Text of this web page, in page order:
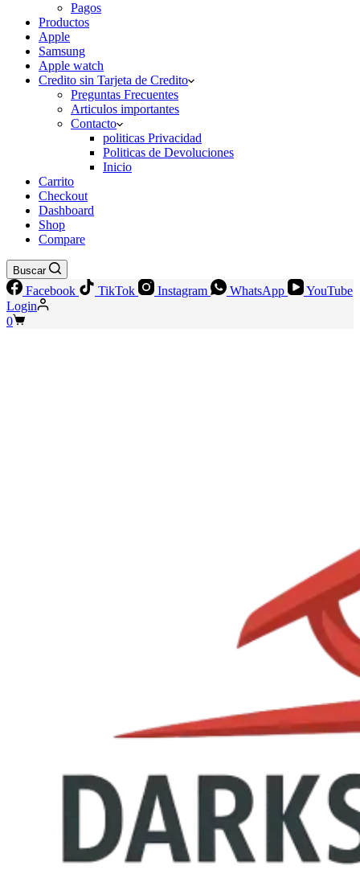
Pagos
Productos
Apple
Samsung
Apple watch
Credito sin Tarjeta de Credito
Preguntas Frecuentes
Articulos importantes
Contacto
politicas Privacidad
Politicas de Devoluciones
Inicio
Carrito
Checkout
Dashboard
Shop
Compare
Buscar
Facebook TikTok Instagram WhatsApp
YouTube
Login
Shopping
0